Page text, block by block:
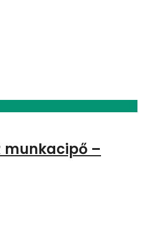
munkacipő –